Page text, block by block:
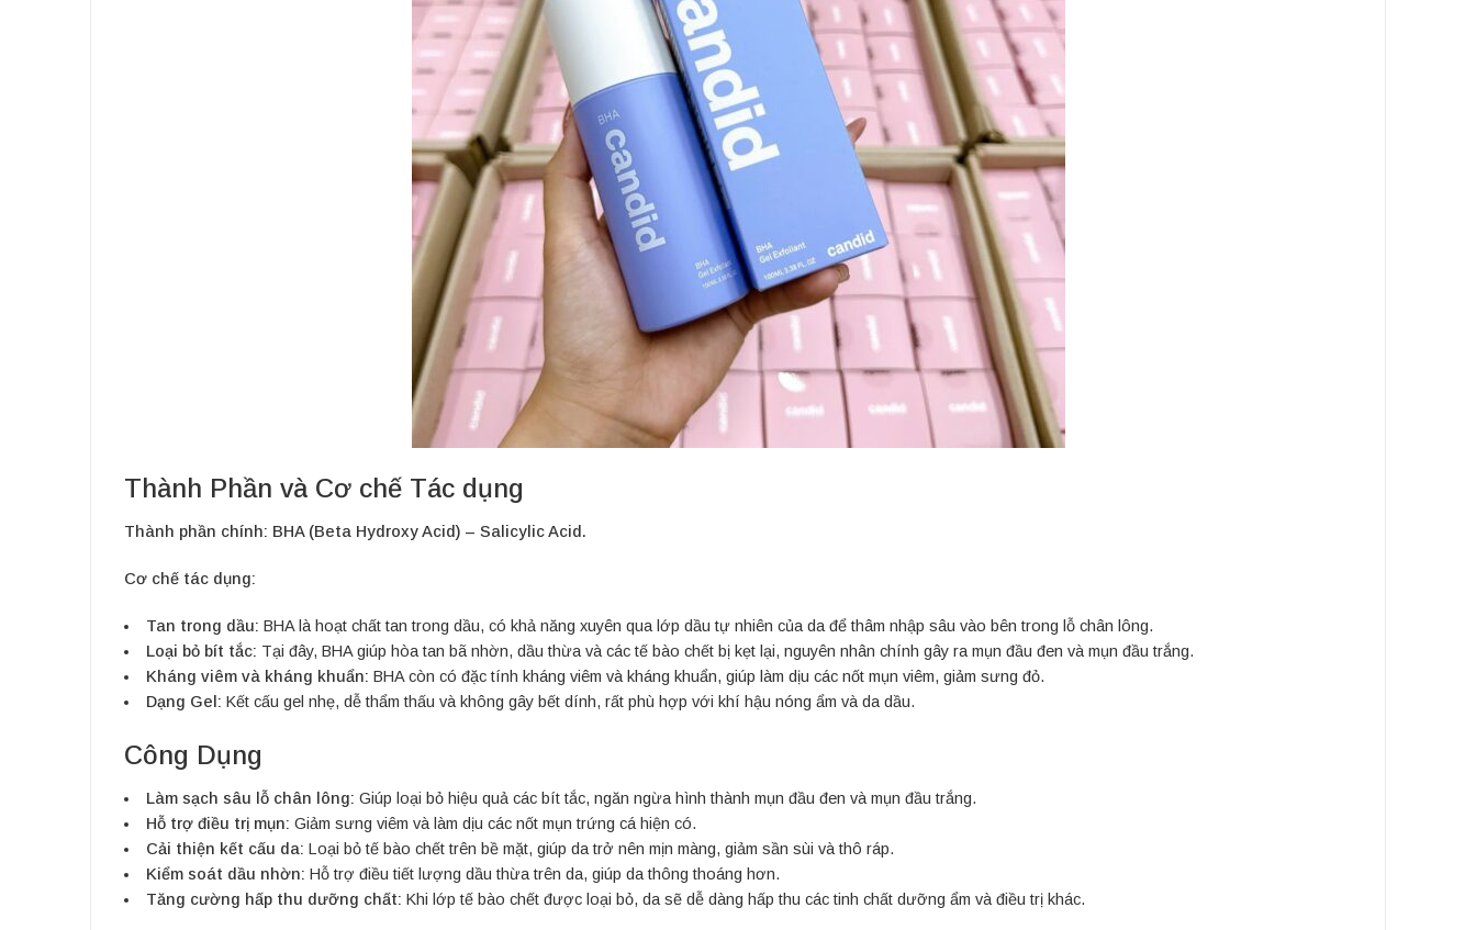
Thành Phần và Cơ chế Tác dụng
Thành phần chính: BHA (Beta Hydroxy Acid) – Salicylic Acid.
Cơ chế tác dụng:
Tan trong dầu: BHA là hoạt chất tan trong dầu, có khả năng xuyên qua lớp dầu tự nhiên của da để thâm nhập sâu vào bên trong lỗ chân lông.
Loại bỏ bít tắc: Tại đây, BHA giúp hòa tan bã nhờn, dầu thừa và các tế bào chết bị kẹt lại, nguyên nhân chính gây ra mụn đầu đen và mụn đầu trắng.
Kháng viêm và kháng khuẩn: BHA còn có đặc tính kháng viêm và kháng khuẩn, giúp làm dịu các nốt mụn viêm, giảm sưng đỏ.
Dạng Gel: Kết cấu gel nhẹ, dễ thẩm thấu và không gây bết dính, rất phù hợp với khí hậu nóng ẩm và da dầu.
Công Dụng
Làm sạch sâu lỗ chân lông: Giúp loại bỏ hiệu quả các bít tắc, ngăn ngừa hình thành mụn đầu đen và mụn đầu trắng.
Hỗ trợ điều trị mụn: Giảm sưng viêm và làm dịu các nốt mụn trứng cá hiện có.
Cải thiện kết cấu da: Loại bỏ tế bào chết trên bề mặt, giúp da trở nên mịn màng, giảm sần sùi và thô ráp.
Kiểm soát dầu nhờn: Hỗ trợ điều tiết lượng dầu thừa trên da, giúp da thông thoáng hơn.
Tăng cường hấp thu dưỡng chất: Khi lớp tế bào chết được loại bỏ, da sẽ dễ dàng hấp thu các tinh chất dưỡng ẩm và điều trị khác.